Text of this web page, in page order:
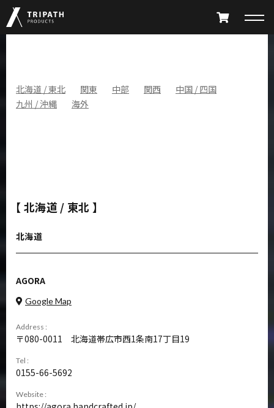
PRODUCTS
TAKIBI
PARTS CATALOG
ABOUT SHOP LIST
NEWS
SHOP LIST
北海道 / 東北 関東 中部 関西
中国 / 四国
九州 / 沖縄
海外
【 北海道 / 東北 】
北海道
AGORA
Google Map
Address :
080-0011 北海道帯広市西1条南17丁目19
Tel :
0155-66-5692
Website :